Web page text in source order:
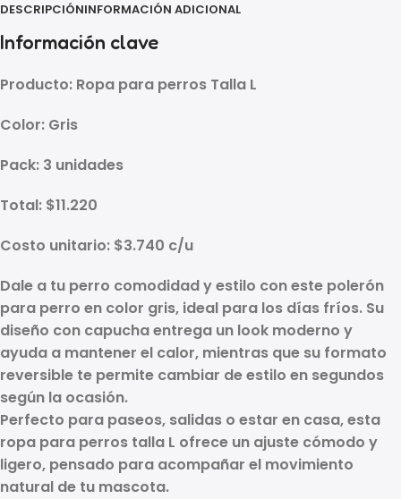
DESCRIPCIÓNINFORMACIÓN ADICIONAL
Información clave
Producto: Ropa para perros Talla L
Color: Gris
Pack: 3 unidades
Total: $11.220
Costo unitario: $3.740 c/u
Dale a tu perro comodidad y estilo con este polerón
para perro en color gris, ideal para los días fríos. Su
diseño con capuchaentrega un look moderno y
ayuda a mantener el calor, mientras que su formato
reversible te permite cambiar de estilo en segundos
según la ocasión.
Perfecto para paseos, salidas o estar en casa, esta
ropa para perros talla L ofrece un ajuste cómodo y
ligero, pensado para acompañar el movimiento
natural de tu mascota.